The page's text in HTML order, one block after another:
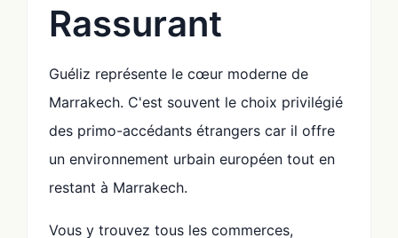
Rassurant
Guéliz représente le cœur moderne de
Marrakech. C'est souvent le choix privilégié
des primo-accédants étrangers car il offre
un environnement urbain européen tout en
restant à Marrakech.
Vous y trouvez tous les commerces,